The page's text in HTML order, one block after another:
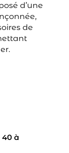
d’une
de
à